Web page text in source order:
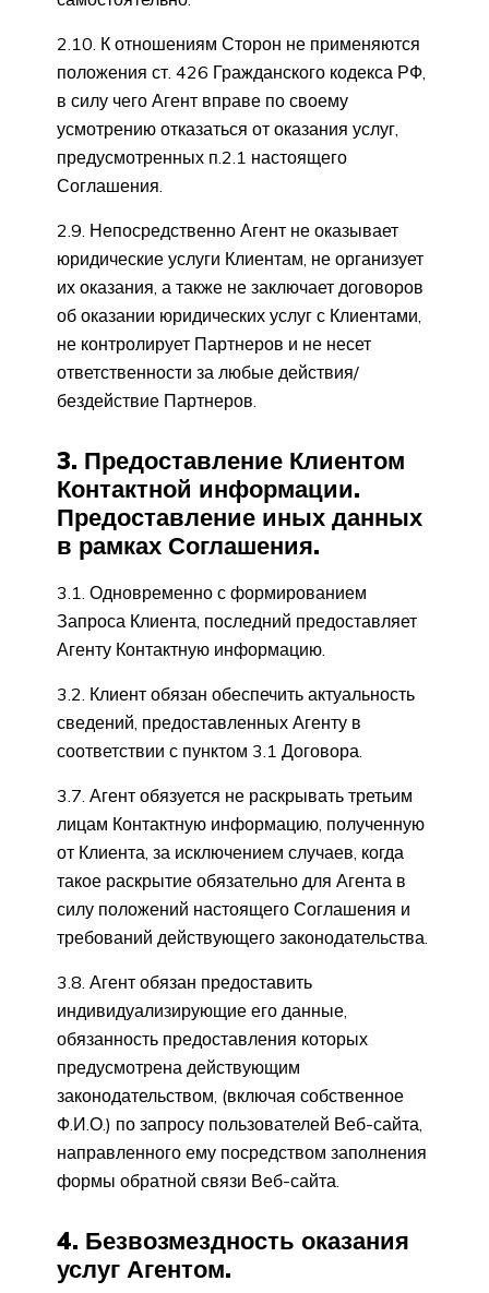
2.10. К отношениям Сторон не применяются
положения ст. 426 Гражданского кодекса РФ,
в силу чего Агент вправе по своему
усмотрению отказаться от оказания услуг,
предусмотренных п.2.1 настоящего
Соглашения.
2.9. Непосредственно Агент не оказывает
юридические услуги Клиентам, не организует
их оказания, а также не заключает договоров
об оказании юридических услуг с Клиентами,
не контролирует Партнеров и не несет
ответственности за любые действия/
бездействие Партнеров.
3. Предоставление Клиентом
Контактной информации.
Предоставление иных данных
в рамках Соглашения.
3.1. Одновременно с формированием
Запроса Клиента, последний предоставляет
Агенту Контактную информацию.
3.2. Клиент обязан обеспечить актуальность
сведений, предоставленных Агенту в
соответствии с пунктом 3.1 Договора.
3.7. Агент обязуется не раскрывать третьим
лицам Контактную информацию, полученную
от Клиента, за исключением случаев, когда
такое раскрытие обязательно для Агента в
силу положений настоящего Соглашения и
требований действующего законодательства.
3.8. Агент обязан предоставить
индивидуализирующие его данные,
обязанность предоставления которых
предусмотрена действующим
законодательством, (включая собственное
Ф.И.О.) по запросу пользователей Веб-сайта,
направленного ему посредством заполнения
формы обратной связи Веб-сайта.
4. Безвозмездность оказания
услуг Агентом.